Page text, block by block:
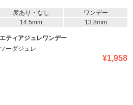
度あり・なし
ワンデー
14.5mm
13.8mm
エティアジュレワンデー
ソーダジュレ
¥1,958